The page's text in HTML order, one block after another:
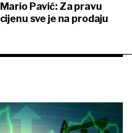
Mario Pavić: Za pravu
cijenu sve je na prodaju